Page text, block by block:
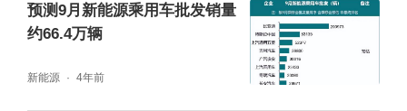
预测9月新能源乘用车批发销量
约66.4万辆
新能源 4年前